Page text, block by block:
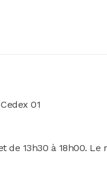
01
13h30 à 18h00. Le